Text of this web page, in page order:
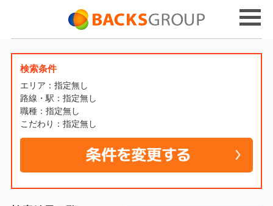
検索条件
エリア：指定無し
路線・駅：指定無し
職種：指定無し
こだわり：指定無し